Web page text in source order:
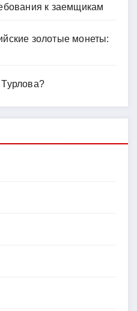
к заемщикам
золотые монеты: